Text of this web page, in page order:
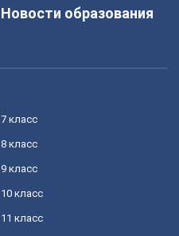
Новости образования
7 класс
8 класс
9 класс
10 класс
11 класс